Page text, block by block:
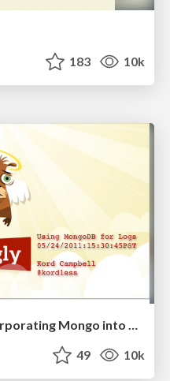
183 10k
Visualizing Your Data: Incorporating Mongo into Loggly Infrastructure
49 10k